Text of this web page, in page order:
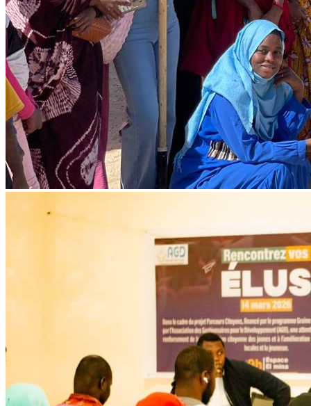
05 December 2025
Forum portant sur les modalités et
opportunités de financement à destination
des OSC et OCB
Lire l'article